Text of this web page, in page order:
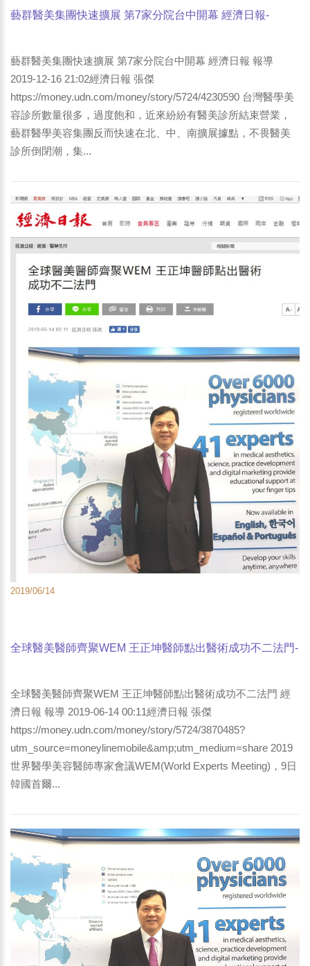
藝群醫美集團快速擴展 第7家分院台中開幕 經濟日報-
藝群醫美集團快速擴展 第7家分院台中開幕 經濟日報 報導
2019-12-16 21:02經濟日報 張傑
https://money.udn.com/money/story/5724/4230590 台灣醫學美
容診所數量很多，過度飽和，近來紛紛有醫美診所結束營業，
藝群醫學美容集團反而快速在北、中、南擴展據點，不畏醫美
診所倒閉潮，集...
2019/06/14
全球醫美醫師齊聚WEM 王正坤醫師點出醫術成功不二法門-
全球醫美醫師齊聚WEM 王正坤醫師點出醫術成功不二法門 經
濟日報 報導 2019-06-14 00:11經濟日報 張傑
https://money.udn.com/money/story/5724/3870485?
utm_source=moneylinemobile&amp;utm_medium=share 2019
世界醫學美容醫師專家會議WEM(World Experts Meeting)，9日
韓國首爾...